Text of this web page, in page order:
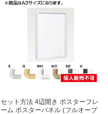
セット方法 4辺開き ポスターフレ
ーム ポスターパネル (フルオープ